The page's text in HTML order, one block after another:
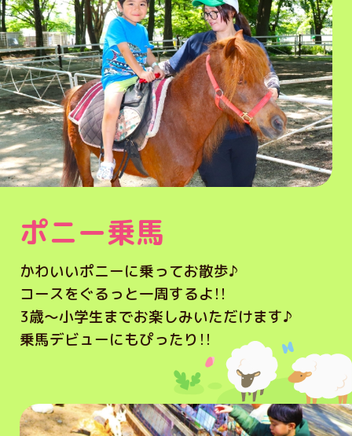
ポニー乗馬
かわいいポニーに乗ってお散歩♪
コースをぐるっと一周するよ！！
3歳～小学生までお楽しみいただけます♪
乗馬デビューにもぴったり！！